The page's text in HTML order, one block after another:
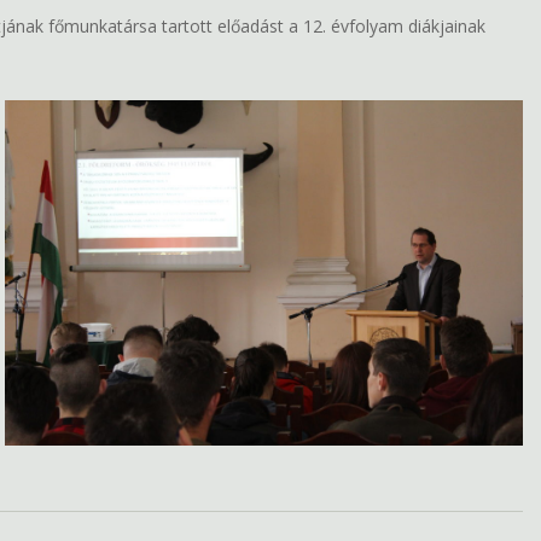
főmunkatársa tartott előadást a 12. évfolyam diákjainak